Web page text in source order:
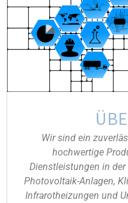
Wir sind ein
hochwertige
Dienstleistungen in
Photovoltaik-Anlagen,
Infrarotheizungen und